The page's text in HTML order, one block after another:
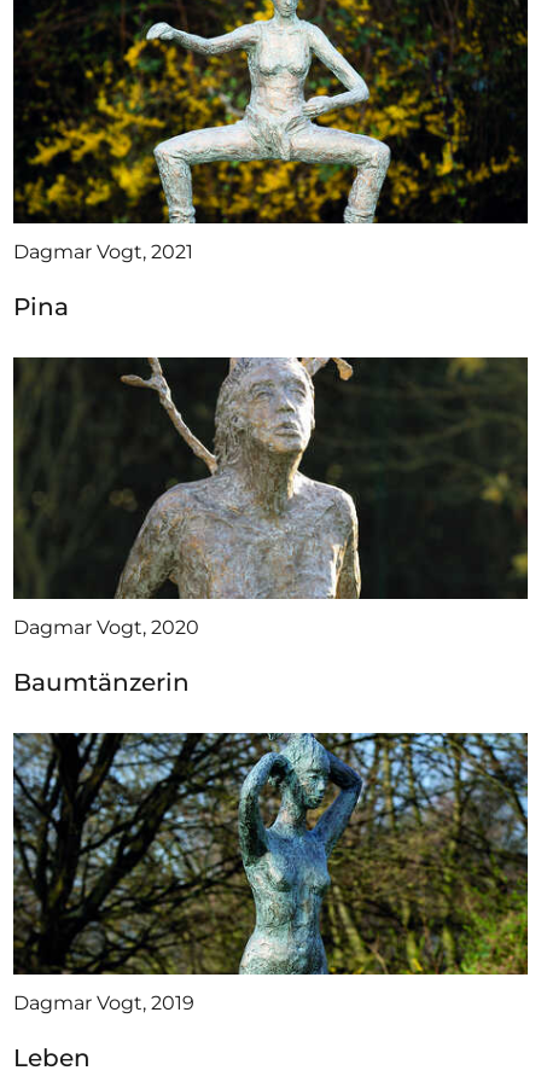
Dagmar Vogt, 2021
Pina
Dagmar Vogt, 2020
Baumtänzerin
Dagmar Vogt, 2019
Leben